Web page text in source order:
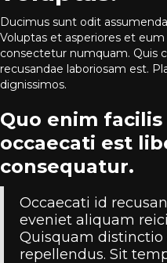
Ducimus sunt odit
Voluptas et asperiores et
consectetur numquam. Quis
recusandae laboriosam est.
dignissimos.
Quo enim
occaecati est
consequatur.
Occaecati id
eveniet aliquam
Quisquam distinctio
repellendus. Sit